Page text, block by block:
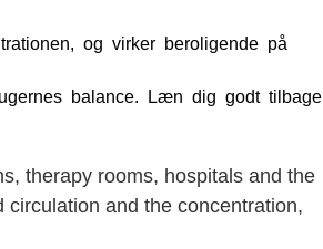
og virker beroligende på
balance. Læn dig godt tilbage
therapy rooms, hospitals and the
circulation and the concentration,